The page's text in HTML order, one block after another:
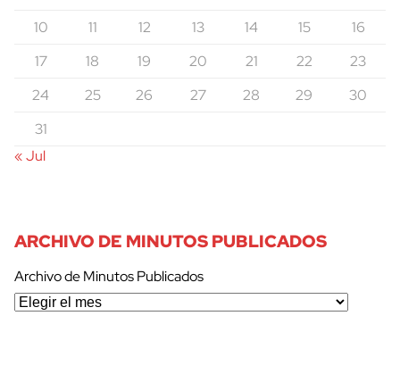
10
11 12 13 14 15
16
17
18 19 20 21 22
23
24
25 26 27 28 29
30
31
« Jul
ARCHIVO DE MINUTOS PUBLICADOS
Archivo de Minutos Publicados